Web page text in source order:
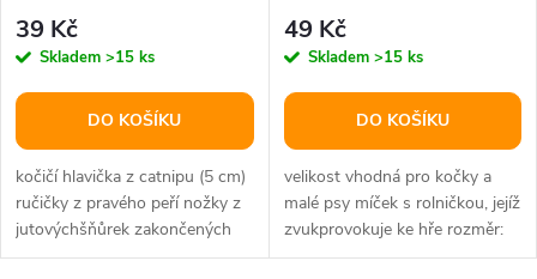
39 Kč
Skladem >15 ks
DO KOŠÍKU
kočičí hlavička z catnipu (5 cm)
ručičky z pravého peří nožky z
jutovýchšňůrek zakončených
catnipovými kuličkami...
49 Kč
Skladem >15 ks
DO KOŠÍKU
velikost vhodná pro kočky a
malé psy míček s rolničkou, jejíž
zvukprovokuje ke hře rozměr:
ø4 cm barva:žlutá obsah...